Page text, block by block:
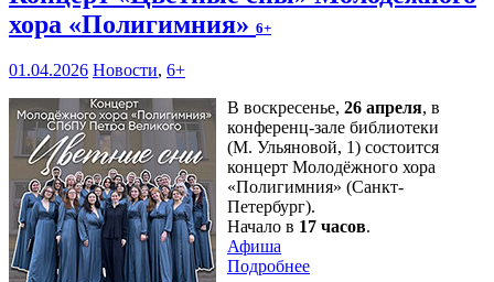
хора «Полигимния» 6+
01.04.2026 Новости, 6+
В воскресенье, 26 апреля, в
конференц-зале библиотеки
(М. Ульяновой, 1) состоится
концерт Молодёжного хора
«Полигимния» (Санкт-
Петербург).
Начало в 17 часов.
Афиша
Подробнее